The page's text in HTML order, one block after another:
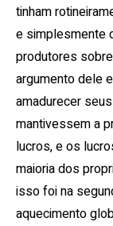
tinham
e simplesmente
produtores
argumento dele
amadurecer
mantivessem a
lucros, e os
maioria dos
isso foi na
aquecimento